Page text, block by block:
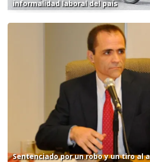
informalidad laboral del país
Sentenciado por un robo y un tiro al